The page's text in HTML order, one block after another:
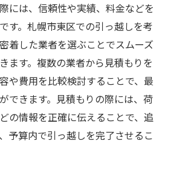
経路のシミュレーション
駐車場の状況を把握
グ運送を利用したスムーズな
リング運送のサービス内容
のサポートのメリット
ランの選び方と特徴
成功事例
には、信頼性や実績、料金などを
す。札幌市東区での引っ越しを考
着した業者を選ぶことでスムーズ
ます。複数の業者から見積もりを
や費用を比較検討することで、最
できます。見積もりの際には、荷
の情報を正確に伝えることで、追
予算内で引っ越しを完了させるこ